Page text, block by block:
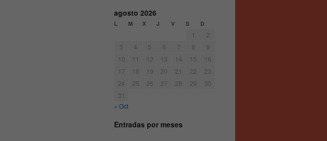
agosto 2026
L M X J V S D
1
2
3
4 5 6 7 8
9
10
11 12 13 14 15
16
17
18 19 20 21 22
23
24
25 26 27 28 29
30
31
« Oct
Entradas por meses